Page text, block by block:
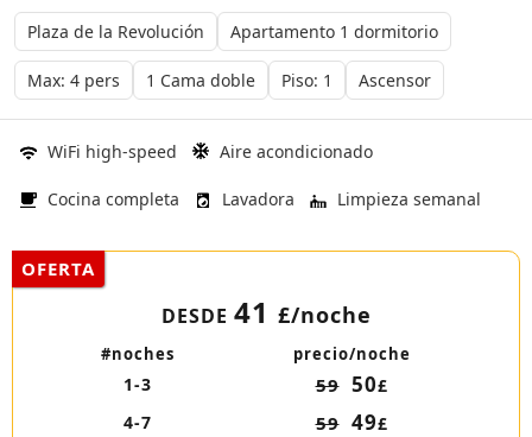
Plaza de la Revolución Apartamento 1 dormitorio
Max: 4 pers 1 Cama doble Piso: 1 Ascensor
WiFi high-speed Aire acondicionado
Cocina completa Lavadora Limpieza semanal
OFERTA
DESDE 41 £/noche
#noches precio/noche
1-3 59 50£
4-7
59 49£